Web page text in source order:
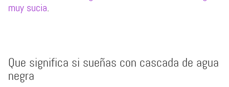
muy sucia.
Que significa si sueñas con cascada de agua
negra